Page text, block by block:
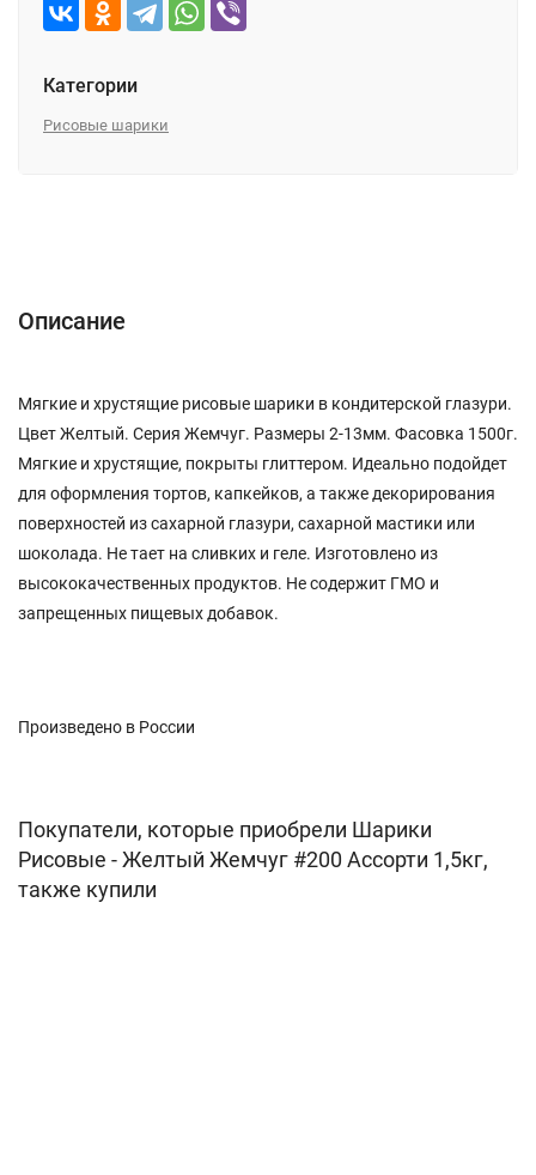
Категории
Рисовые шарики
Описание
Мягкие и хрустящие рисовые шарики в кондитерской глазури.
Цвет Желтый. Серия Жемчуг. Размеры 2-13мм. Фасовка 1500г.
Мягкие и хрустящие, покрыты глиттером. Идеально подойдет
для оформления тортов, капкейков, а также декорирования
поверхностей из сахарной глазури, сахарной мастики или
шоколада. Не тает на сливких и геле. Изготовлено из
высококачественных продуктов. Не содержит ГМО и
запрещенных пищевых добавок.
Произведено в России
Покупатели, которые приобрели Шарики
Рисовые - Желтый Жемчуг #200 Ассорти 1,5кг,
также купили